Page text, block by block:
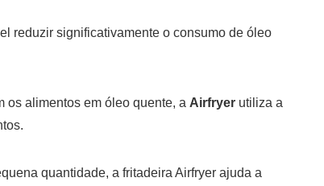
reduzir significativamente o consumo de óleo
os alimentos em óleo quente, a Airfryer utiliza a
quantidade, a fritadeira Airfryer ajuda a